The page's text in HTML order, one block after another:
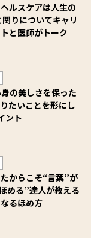
ルスケアは人生の
りについてキャリ
と医師がトーク
の美しさを保った
たいことを形にし
ント
からこそ“言葉”が
める”達人が教える
るほめ方